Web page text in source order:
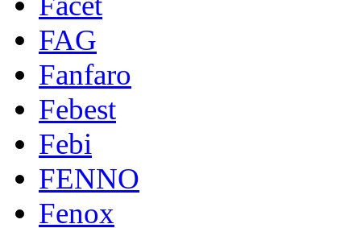
FAG
Fanfaro
Febest
Febi
FENNO
Fenox